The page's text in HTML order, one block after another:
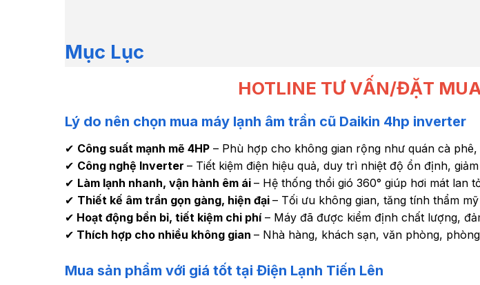
Mục Lục
HOTLINE TƯ VẤN/ĐẶT
Lý do nên chọn mua máy lạnh âm trần cũ Daikin 4hp inverter
✔ Công suất mạnh mẽ 4HP– Phù hợp cho không gian rộng như quán cà
✔ Công nghệ Inverter – Tiết kiệm điện hiệu quả, duy trì nhiệt độ ổn định,
✔ Làm lạnh nhanh, vận hành êm ái – Hệ thống thổi gió 360° giúp hơi mát lan
✔ Thiết kế âm trần gọn gàng, hiện đại – Tối ưu không gian, tăng tính thẩm
✔ Hoạt động bền bỉ, tiết kiệm chi phí– Máy đã được kiểm định chất lượng,
✔ Thích hợp cho nhiều không gian – Nhà hàng, khách sạn, văn phòng,
Mua sản phẩm với giá tốt tại Điện Lạnh Tiến Lên